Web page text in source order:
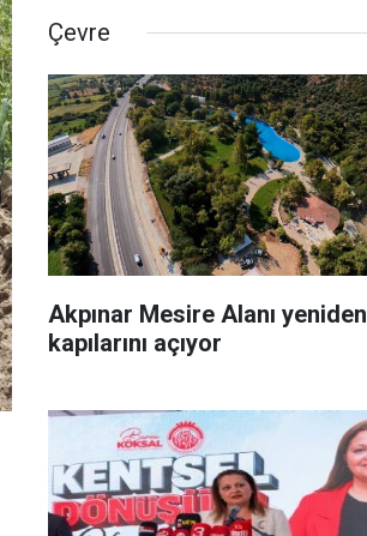
Çevre
Akpınar Mesire Alanı yeniden
kapılarını açıyor